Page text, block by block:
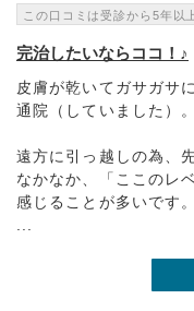
この口コミは受診から5年以
完治したいならココ！♪
皮膚が乾いてガサガサ
通院（していました）。
遠方に引っ越しの為、
なかなか、「ここのレ
感じることが多いです。